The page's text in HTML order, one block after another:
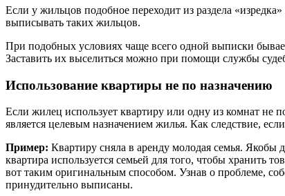
Если у жильцов подобное переходит из раздела
выписывать таких жильцов.
При подобных условиях чаще всего одной выписки
Заставить их выселиться можно при помощи службы
Использование квартиры не по назначению
Если жилец использует квартиру или одну из комнат не
является целевым назначением жилья. Как следствие,
Пример: Квартиру сняла в аренду молодая семья.
квартира используется семьей для того, чтобы хранить
вот таким оригинальным способом. Узнав о проблеме,
принудительно выписаны.